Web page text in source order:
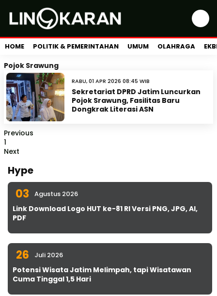
HOME POLITIK & PEMERINTAHAN UMUM OLAHRAGA
Pojok Srawung
RABU, 01 APR 2026 08:45 WIB
Sekretariat DPRD Jatim Luncurkan
Pojok Srawung, Fasilitas Baru
Dongkrak Literasi ASN
Previous
1
Next
Hype
03 Agustus 2026
Link Download Logo HUT ke-81 RI Versi PNG, JPG, AI,
PDF
26 Juli 2026
Potensi Wisata Jatim Melimpah, tapi Wisatawan
Cuma Tinggal 1,5 Hari